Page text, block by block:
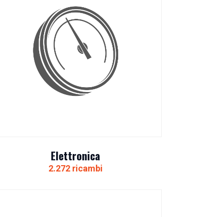
Elettronica
2.272 ricambi